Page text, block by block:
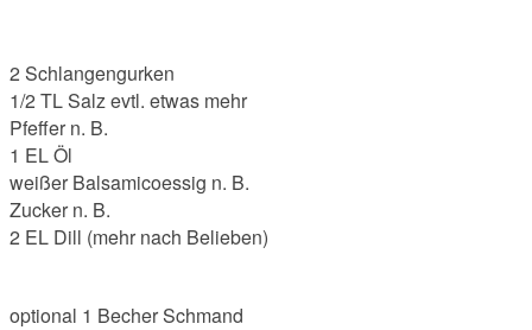
2 Schlangengurken
1/2 TL Salz evtl. etwas mehr
Pfeffer n. B.
1 EL Öl
weißer Balsamicoessig n. B.
Zucker n. B.
2 EL Dill (mehr nach Belieben)
optional 1 Becher Schmand